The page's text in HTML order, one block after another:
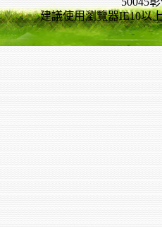
建議使用瀏覽器IE10以